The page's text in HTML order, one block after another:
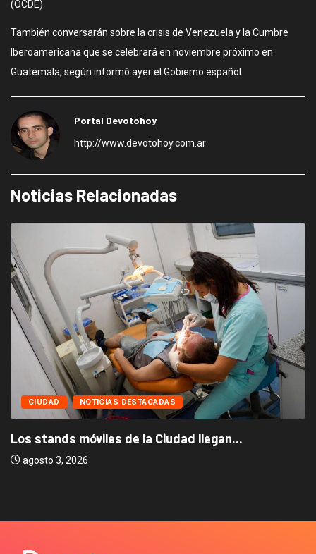
(OCDE).
También conversarán sobre la crisis de Venezuela y la Cumbre
Iberoamericana que se celebrará en noviembre próximo en
Guatemala, según informó ayer el Gobierno español.
Portal Devotohoy
http://www.devotohoy.com.ar
Noticias Relacionadas
CIUDAD NOTICIAS DESTACADAS
Los stands móviles de la Ciudad llegan...
agosto 3, 2026